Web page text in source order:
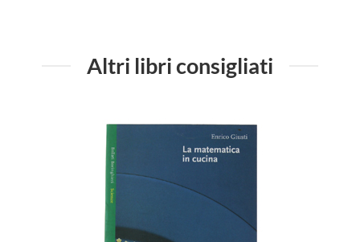
Altri libri consigliati